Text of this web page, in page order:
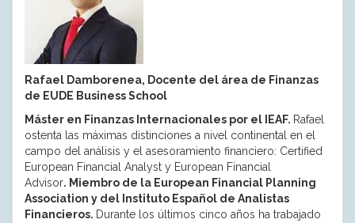
Rafael Damborenea, Docente del área de Finanzas
de EUDE Business School
Máster en Finanzas Internacionales por el IEAF. Rafael
ostenta las máximas distinciones a nivel continental en el
campo del análisis y el asesoramiento financiero: Certified
European Financial Analyst y European Financial
Advisor. Miembro de la European Financial Planning
Association y del Instituto Español de Analistas
Financieros. Durante los últimos cinco años ha trabajado